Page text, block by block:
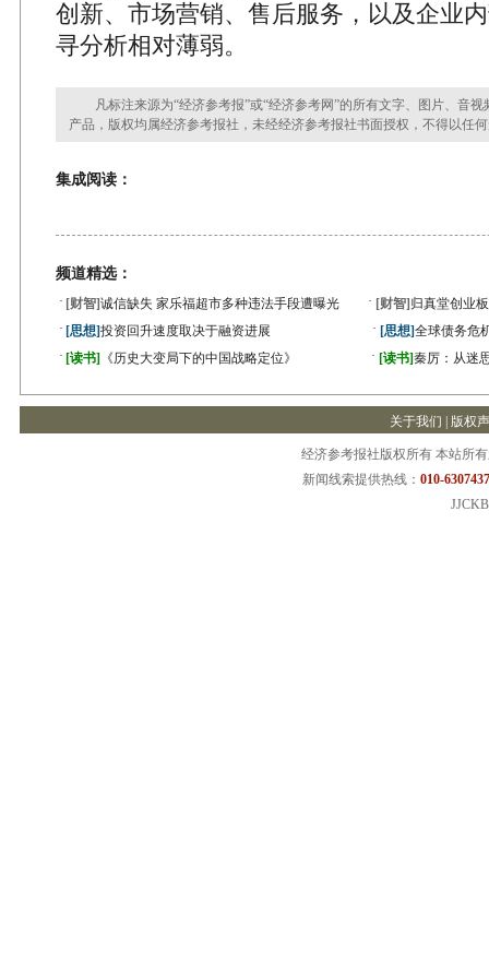
创新、市场营销、售后服务，以及企业
寻分析相对薄弱。
凡标注来源为“经济参考报”或“经济参考网”的所有文字、图片、音视
产品，版权均属经济参考报社，未经经济参考报社书面授权，不得以任
集成阅读：
频道精选：
· [财智]诚信缺失 家乐福超市多种违法手段遭曝光 · [财智] 归真堂创业
· [思想]投资回升速度取决于融资进展 · [思想]全球债务危
· [读书] 《历史大变局下的中国战略定位》 · [读书]秦厉：从迷
关于我们 版权
经济参考报社版权所有 本站所
新闻线索提供热线： 010-